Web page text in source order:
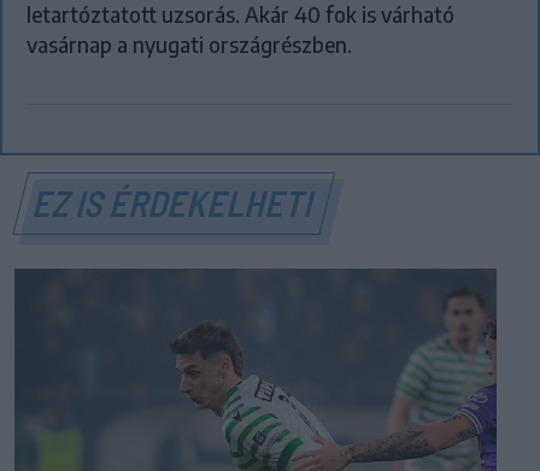
letartóztatott uzsorás. Akár 40 fok is várható
vasárnap a nyugati országrészben.
EZ IS ÉRDEKELHETI